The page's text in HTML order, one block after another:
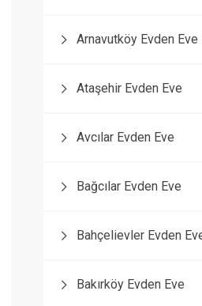
Arnavutköy Evden Eve
Ataşehir Evden Eve
Avcılar Evden Eve
Bağcılar Evden Eve
Bahçelievler Evden
Bakırköy Evden Eve